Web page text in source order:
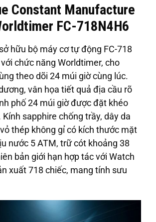
Constant Manufacture
FC-718N4H6
hữu bộ máy cơ tự động FC-718
chức năng Worldtimer, cho
theo dõi 24 múi giờ cùng lúc.
vân họa tiết quả địa cầu rõ
phố 24 múi giờ được đặt khéo
Kính sapphire chống trầy, dây da
thép không gỉ có kích thước mặt
nước 5 ATM, trữ cót khoảng 38
bản giới hạn hợp tác với Watch
xuất 718 chiếc, mang tính sưu